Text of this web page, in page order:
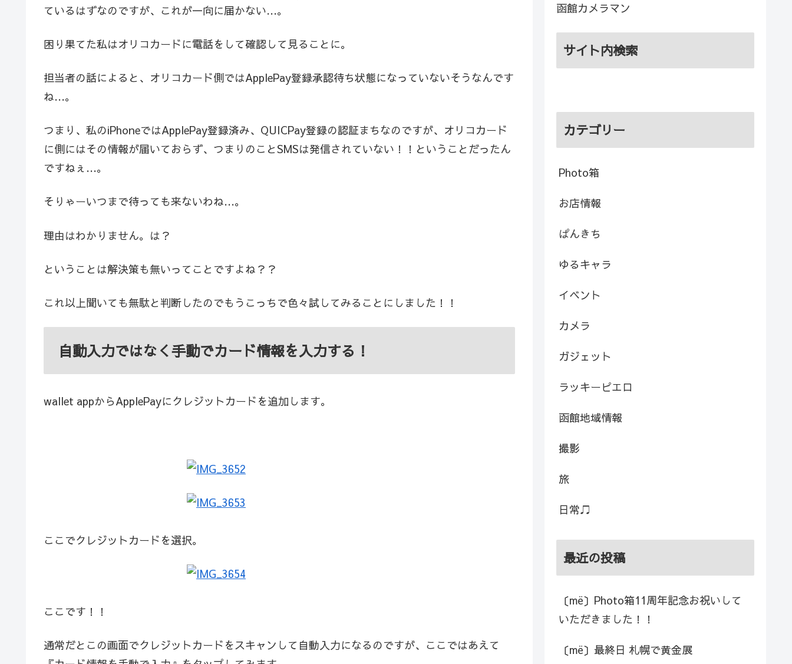
ているはずなのですが、これが一向に届かない…。
困り果てた私はオリコカードに電話をして確認して見ることに。
担当者の話によると、オリコカード側ではApplePay登録承認待ち状態になっていないそうなんです
ね…。
つまり、私のiPhoneではApplePay登録済み、QUICPay登録の認証まちなのですが、オリコカード
に側にはその情報が届いておらず、つまりのことSMSは発信されていない！！ということだったん
ですねぇ…。
そりゃーいつまで待っても来ないわね…。
理由はわかりません。は？
ということは解決策も無いってことですよね？？
これ以上聞いても無駄と判断したのでもうこっちで色々試してみることにしました！！
自動入力ではなく手動でカード情報を入力する！
wallet appからApplePayにクレジットカードを追加します。
ここでクレジットカードを選択。
ここです！！
通常だとこの画面でクレジットカードをスキャンして自動入力になるのですが、ここではあえて
函館カメラマン
サイト内検索
カテゴリー
Photo箱
お店情報
ぱんきち
ゆるキャラ
イベント
カメラ
ガジェット
ラッキーピエロ
函館地域情報
撮影
旅
日常♫
最近の投稿
〔më〕Photo箱11周年記念お祝いして
いただきました！！
〔më〕最終日 札幌で黄金展